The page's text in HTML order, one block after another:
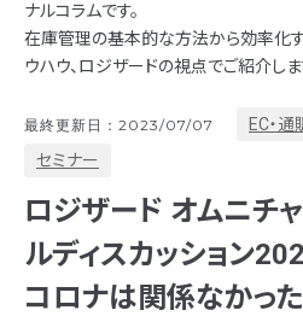
ナルコラムです。
在庫管理の基本的な方法から効率化
ウハウ、ロジザードの視点でご紹介しま
最終更新日：2023/07/07 EC・
セミナー
ロジザード オムニチ
ルディスカッション
コロナは関係なかっ